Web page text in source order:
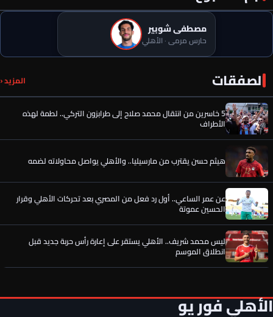
مصطفى شوبير
حارس مرمى · الأهلي
الصفقات المزيد ‹ للأهلي
5 خاسرين من انتقال محمد صلاح إلى طرابزون التركي.. لطمة لهذه
الأطراف
هيثم حسن يقترب من مارسيليا.. والأهلي يواصل محاولاته لضمه
عن عمر الساعي.. أول رد فعل من المصري بعد تحركات الأهلي وقرار
الحسين عموتة
ليس محمد شريف.. الأهلي يستقر على إعارة رأس حربة جديد قبل
انطلاق الموسم
الأهلي فور يو